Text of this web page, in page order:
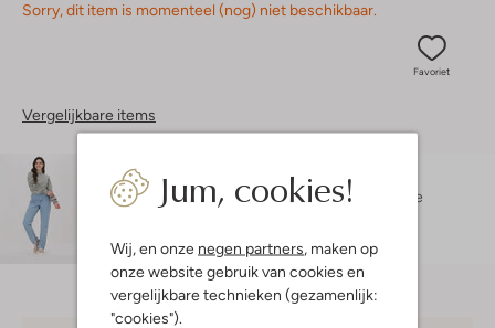
Jum, cookies!
Wij, en onze negen partners , maken op
onze website gebruik van cookies en
vergelijkbare technieken (gezamenlijk:
"cookies").
Sorry, dit item is momenteel (nog) niet beschikbaar.
Favoriet
Vergelijkbare items
Maatadvies
Zohra is 1 meter 70 lang en draagt maat 36.
De